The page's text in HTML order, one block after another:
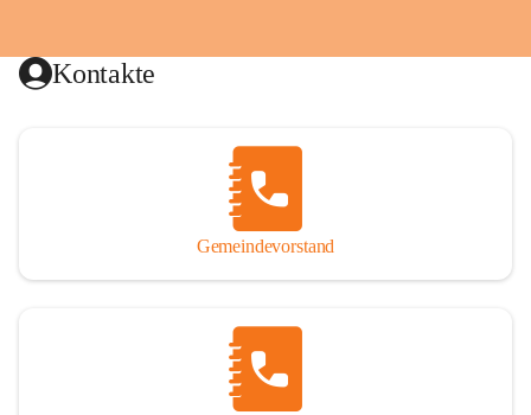
Kontakte
Gemeindevorstand